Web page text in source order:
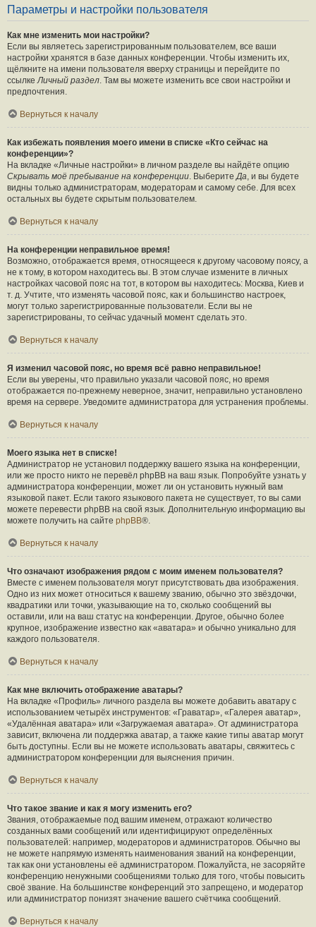
Параметры и настройки пользователя
Как мне изменить мои настройки?
Если вы являетесь зарегистрированным пользователем, все ваши
настройки хранятся в базе данных конференции. Чтобы изменить их,
щёлкните на имени пользователя вверху страницы и перейдите по
ссылкеЛичный раздел. Там вы можете изменить все свои настройки и
предпочтения.
Вернуться к началу
Как избежать появления моего имени в списке «Кто сейчас на
конференции»?
На вкладке «Личные настройки» в личном разделе вы найдёте опцию
Скрывать моё пребывание на конференции. ВыберитеДа, и вы будете
видны только администраторам, модераторам и самому себе. Для всех
остальных вы будете скрытым пользователем.
Вернуться к началу
На конференции неправильное время!
Возможно, отображается время, относящееся к другому часовому поясу, а
не к тому, в котором находитесь вы. В этом случае измените в личных
настройках часовой пояс на тот, в котором вы находитесь: Москва, Киев и
т. д. Учтите, что изменять часовой пояс, как и большинство настроек,
могут только зарегистрированные пользователи. Если вы не
зарегистрированы, то сейчас удачный момент сделать это.
Вернуться к началу
Я изменил часовой пояс, но время всё равно неправильное!
Если вы уверены, что правильно указали часовой пояс, но время
отображается по-прежнему неверное, значит, неправильно установлено
время на сервере. Уведомите администратора для устранения проблемы.
Вернуться к началу
Моего языка нет в списке!
Администратор не установил поддержку вашего языка на конференции,
или же просто никто не перевёл phpBB на ваш язык. Попробуйте узнать у
администратора конференции, может ли он установить нужный вам
языковой пакет. Если такого языкового пакета не существует, то вы сами
можете перевести phpBB на свой язык. Дополнительную информацию вы
можете получить на сайте phpBB®.
Вернуться к началу
Что означают изображения рядом с моим именем пользователя?
Вместе с именем пользователя могут присутствовать два изображения.
Одно из них может относиться к вашему званию, обычно это звёздочки,
квадратики или точки, указывающие на то, сколько сообщений вы
оставили, или на ваш статус на конференции. Другое, обычно более
крупное, изображение известно как «аватара» и обычно уникально для
каждого пользователя.
Вернуться к началу
Как мне включить отображение аватары?
На вкладке «Профиль» личного раздела вы можете добавить аватару с
использованием четырёх инструментов: «Граватар», «Галерея аватар»,
«Удалённая аватара» или «Загружаемая аватара». От администратора
зависит, включена ли поддержка аватар, а также какие типы аватар могут
быть доступны. Если вы не можете использовать аватары, свяжитесь с
администратором конференции для выяснения причин.
Вернуться к началу
Что такое звание и как я могу изменить его?
Звания, отображаемые под вашим именем, отражают количество
созданных вами сообщений или идентифицируют определённых
пользователей: например, модераторов и администраторов. Обычно вы
не можете напрямую изменять наименования званий на конференции,
так как они установлены её администратором. Пожалуйста, не засоряйте
конференцию ненужными сообщениями только для того, чтобы повысить
своё звание. На большинстве конференций это запрещено, и модератор
или администратор понизят значение вашего счётчика сообщений.
Вернуться к началу